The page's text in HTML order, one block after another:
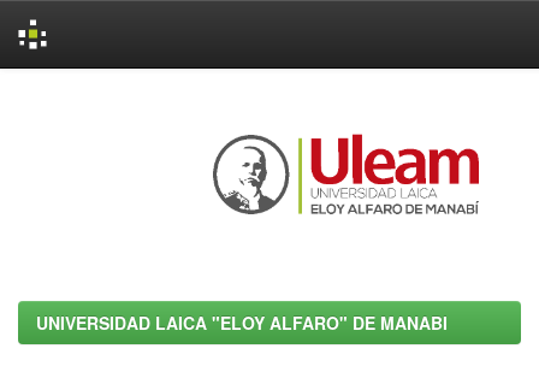
UNIVERSIDAD LAICA "ELOY ALFARO" DE MANABI